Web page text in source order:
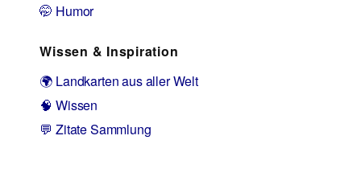
🤭 Humor
Wissen & Inspiration
🌍 Landkarten aus aller Welt
🧠 Wissen
💬 Zitate Sammlung